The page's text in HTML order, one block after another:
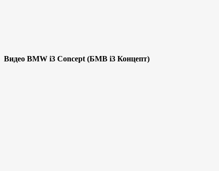
Видео BMW i3 Concept (БМВ i3 Концепт)